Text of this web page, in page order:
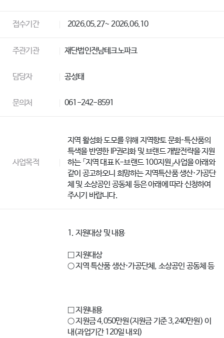
접수기간 2026.05.27~ 2026.06.10
주관기관 재단법인전남테크노파크
담당자 공성태
문의처 061-242-8591
사업목적
지역 활성화 도모를 위해 지역향토 문화·특산품의
특색을 반영한 IP권리화 및 브랜드 개발전략을 지원
하는 「지역 대표 K-브랜드 100지원」사업을 아래와
같이 공고하오니 희망하는 지역특산품 생산·가공단
체 및 소상공인 공동체 등은 아래에 따라 신청하여
주시기 바랍니다.
1. 지원대상 및 내용
□ 지원대상
○ 지역 특산품 생산·가공단체, 소상공인 공동체 등
□ 지원내용
○ 지원금 4,050만원(지원금 기준 3,240만원) 이
내(과업기간 120일 내외)